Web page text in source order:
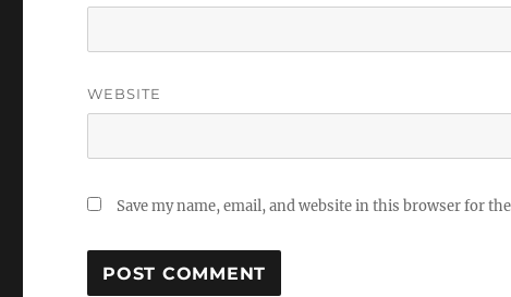
WEBSITE
Save my name, email, and website in this browser for